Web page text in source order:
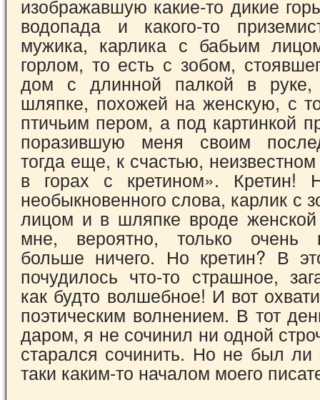
изображавшую какие-то дикие
водопада и какого-то
мужика, карлика с бабьим
горлом, то есть с зобом,
дом с длинной палкой в
шляпке, похо­жей на женскую, с
птичьим пером, а под картинкой
поразившую меня своим
тогда еще, к счастью,
в горах с кретином». Кретин!
необыкновенного слова, карлик с
ли­цом и в шляпке вроде
мне, веро­ятно, только очень
больше ничего. Но кре­тин? В
почудилось что-то страшное,
как будто волшебное! И вот
поэтическим волнением. В тот
даром, я не сочинил ни одной
старался сочинить. Но не был ли
таки ка­ким-то началом моего